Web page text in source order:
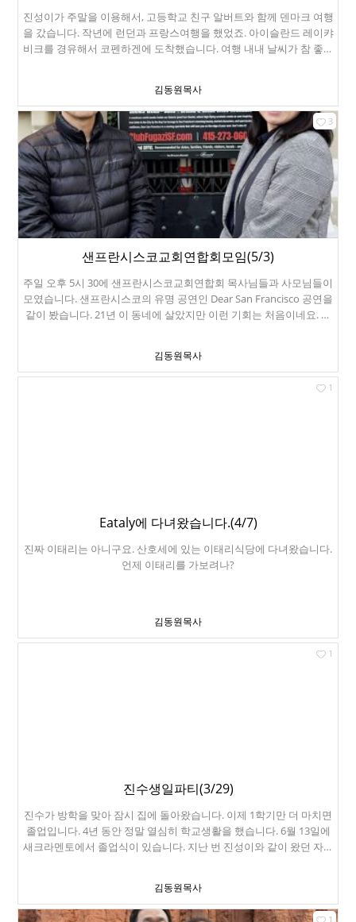
도 모두 중남미거리였는데, 90년대에 테크 붐이 일면서 이 지역은 다
른 방향으로 개발이 된 것이라고 합니다. Four Barrel Coffee에서 커
피 한 잔 했습니다. 유명한 집입니다. 375 Valencia St, San Francisco,
진성이가 주말을 이용해서, 고등학교 친구 알버트와 함께 덴마크 여행
을 갔습니다. 작년에 런던과 프랑스여행을 했었죠. 아이슬란드 레이캬
비크를 경유해서 코펜하겐에 도착했습니다. 여행 내내 날씨가 참 좋았
진성이도 자전거 빌려타고 여행했습니다. 전기자전거도 별로 인기없
는 이유가 있습니다. 자전거트레픽이 심해서, 빨라봐야 별로 소용이
없습니다. 코펜하겐도 운하가 유명하구요. 한가로이 카약을 즐기는 이
들도 있습니다. 여기서도 축구경기 관전했습니다. 브뢴뷔 스타디움
(Brøndby Stadium)입니다. 2026년 5월 1일 금요일, 브뢴뷔
IF(Brøndby IF)는 FC 노르셸란(FC Nordsjælland)과 경기를 가졌으며
결과는 1:1 무승부였습니다. 돌아오는 길은 네덜란드 암스텔담에서
갈아타는 일정이었는데, 코펜하겐에서 1시간 늦게 출발하는 비행기
때문에 연결편을 놓칠 뻔 했습니다. 다행이 잘 타고 뉴욕으로 돌아왔
습니다.
김동원목사
샌프란시스코교회연합회모임(5/3)
주일 오후 5시 30에 샌프란시스코교회연합회 목사님들과 사모님들이
모였습니다. 샌프란시스코의 유명 공연인 Dear San Francisco 공연을
같이 봤습니다. 21년 이 동네에 살았지만 이런 기회는 처음이네요. 공
우버보다 차도 좋고, 값도 싸서 안 탈 이유가 없습니다. 아주 재미있
는 공연이었습니다. 서커스같은 고난이도 공연입니다. 영어 몰라도 볼
김동원목사
3
Eataly에 다녀왔습니다.(4/7)
진짜 이태리는 아니구요. 산호세에 있는 이태리식당에 다녀왔습니다.
언제 이태리를 가보려나?
김동원목사
1
진수생일파티(3/29)
진수가 방학을 맞아 잠시 집에 돌아왔습니다. 이제 1학기만 더 마치면
졸업입니다. 4년 동안 정말 열심히 학교생활을 했습니다. 6월 13일에
새크라멘토에서 졸업식이 있습니다. 지난 번 진성이와 같이 왔던 자갈
김동원목사
1
1